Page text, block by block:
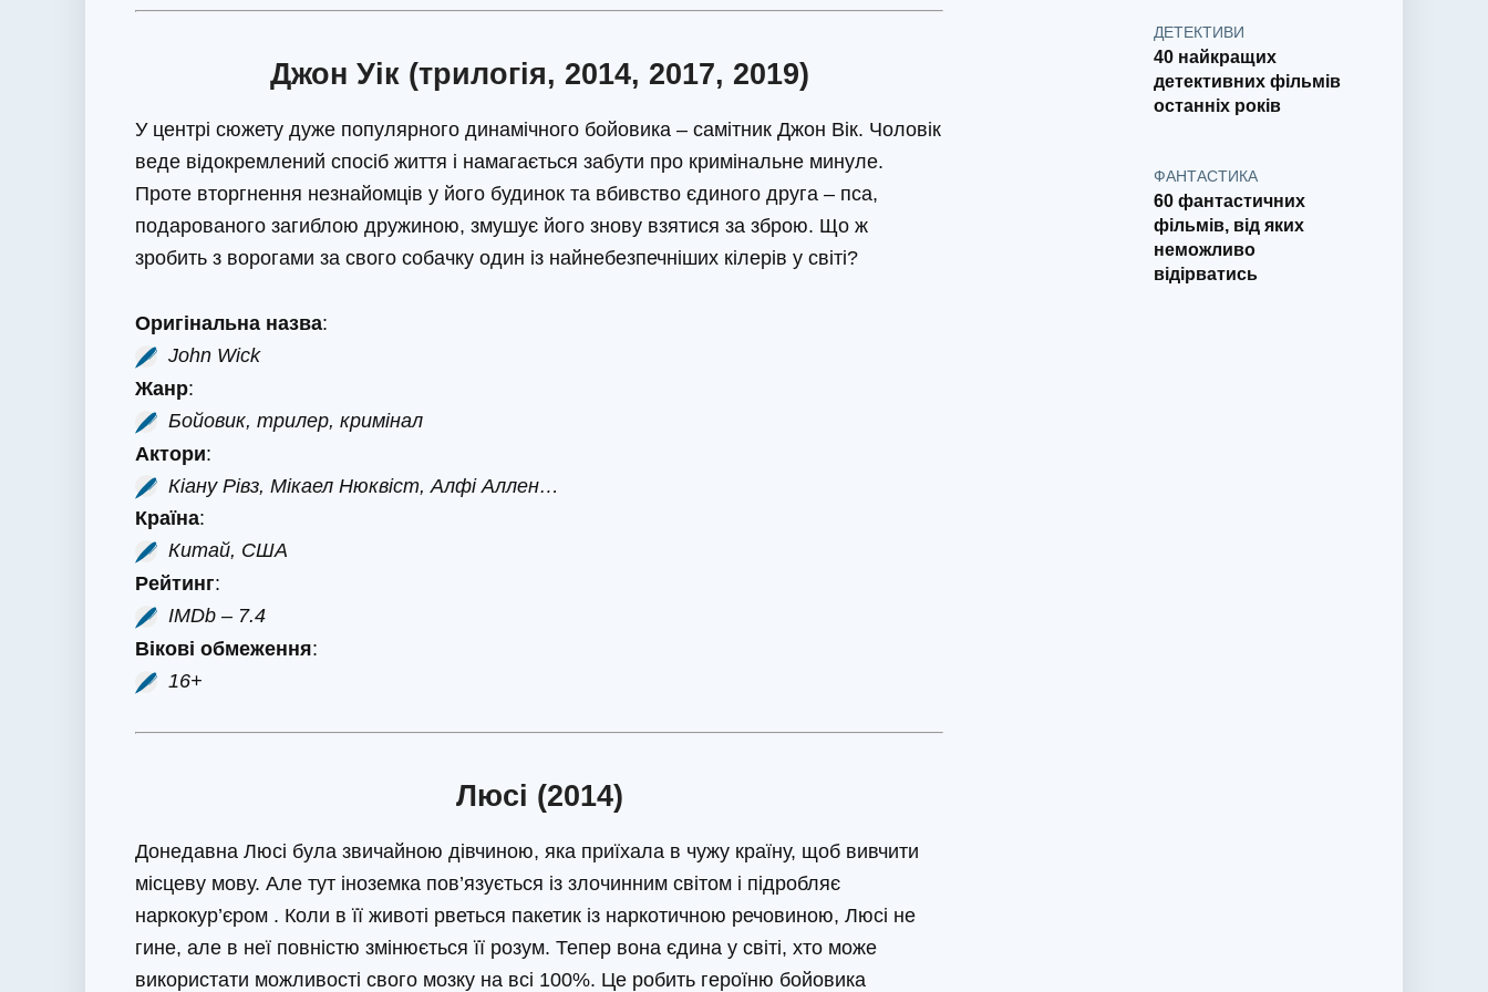
Джон Уік (трилогія, 2014, 2017, 2019)
У центрі сюжету дуже популярного динамічного бойовика – самітник Джон Вік. Чоловік
веде відокремлений спосіб життя і намагається забути про кримінальне минуле.
Проте вторгнення незнайомців у його будинок та вбивство єдиного друга – пса,
подарованого загиблою дружиною, змушує його знову взятися за зброю. Що ж
зробить з ворогами за свого собачку один із найнебезпечніших кілерів у світі?
Оригінальна назва:
John Wick
Жанр:
Бойовик, трилер, кримінал
Актори:
Кіану Рівз, Мікаел Нюквіст, Алфі Аллен…
Країна:
Китай, США
Рейтинг:
IMDb – 7.4
Вікові обмеження:
16+
Люсі (2014)
Донедавна Люсі була звичайною дівчиною, яка приїхала в чужу країну, щоб вивчити
місцеву мову. Але тут іноземка пов’язується із злочинним світом і підробляє
наркокур’єром . Коли в її животі рветься пакетик із наркотичною речовиною, Люсі не
гине, але в неї повністю змінюється її розум. Тепер вона єдина у світі, хто може
використати можливості свого мозку на всі 100%. Це робить героїню бойовика
ДЕТЕКТИВИ
40 найкращих
детективних фільмів
останніх років
ФАНТАСТИКА
60 фантастичних
фільмів, від яких
неможливо
відірватись